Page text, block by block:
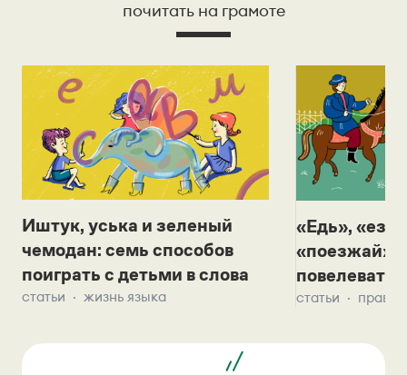
почитать на грамоте
Иштук, уська и зеленый
чемодан: семь способов
поиграть с детьми в слова
статьи жизнь языка
«Едь»,
«поезжай»?
повелевать
статьи